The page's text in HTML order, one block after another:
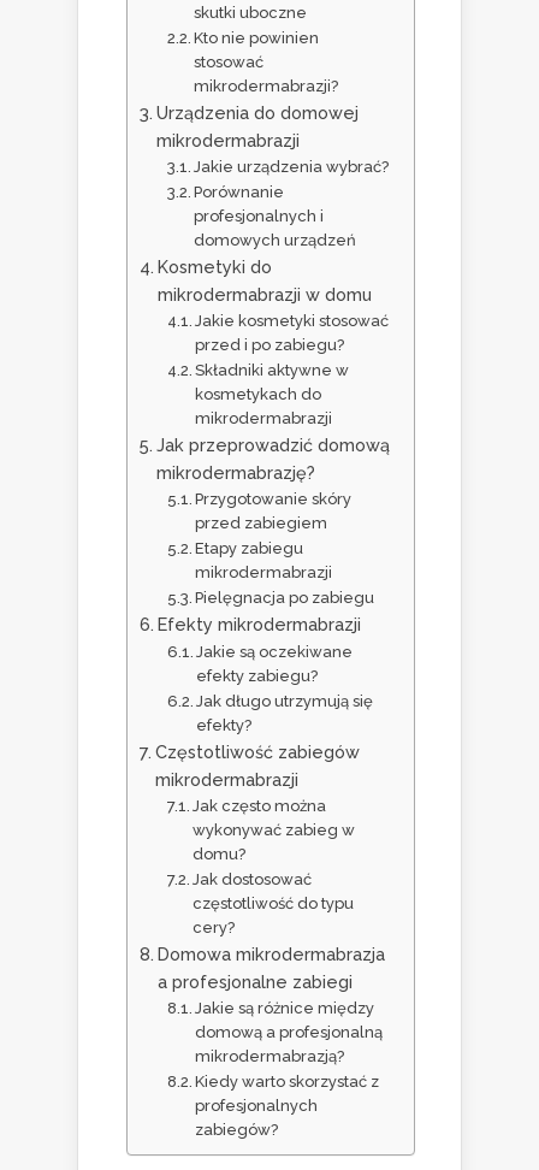
skutki uboczne
Kto nie powinien
stosować
mikrodermabrazji?
Urządzenia do domowej
mikrodermabrazji
Jakie urządzenia wybrać?
Porównanie
profesjonalnych i
domowych urządzeń
Kosmetyki do
mikrodermabrazji w domu
Jakie kosmetyki stosować
przed i po zabiegu?
Składniki aktywne w
kosmetykach do
mikrodermabrazji
Jak przeprowadzić domową
mikrodermabrazję?
Przygotowanie skóry
przed zabiegiem
Etapy zabiegu
mikrodermabrazji
Pielęgnacja po zabiegu
Efekty mikrodermabrazji
Jakie są oczekiwane
efekty zabiegu?
Jak długo utrzymują się
efekty?
Częstotliwość zabiegów
mikrodermabrazji
Jak często można
wykonywać zabieg w
domu?
Jak dostosować
częstotliwość do typu
cery?
Domowa mikrodermabrazja
a profesjonalne zabiegi
Jakie są różnice między
domową a profesjonalną
mikrodermabrazją?
Kiedy warto skorzystać z
profesjonalnych
zabiegów?